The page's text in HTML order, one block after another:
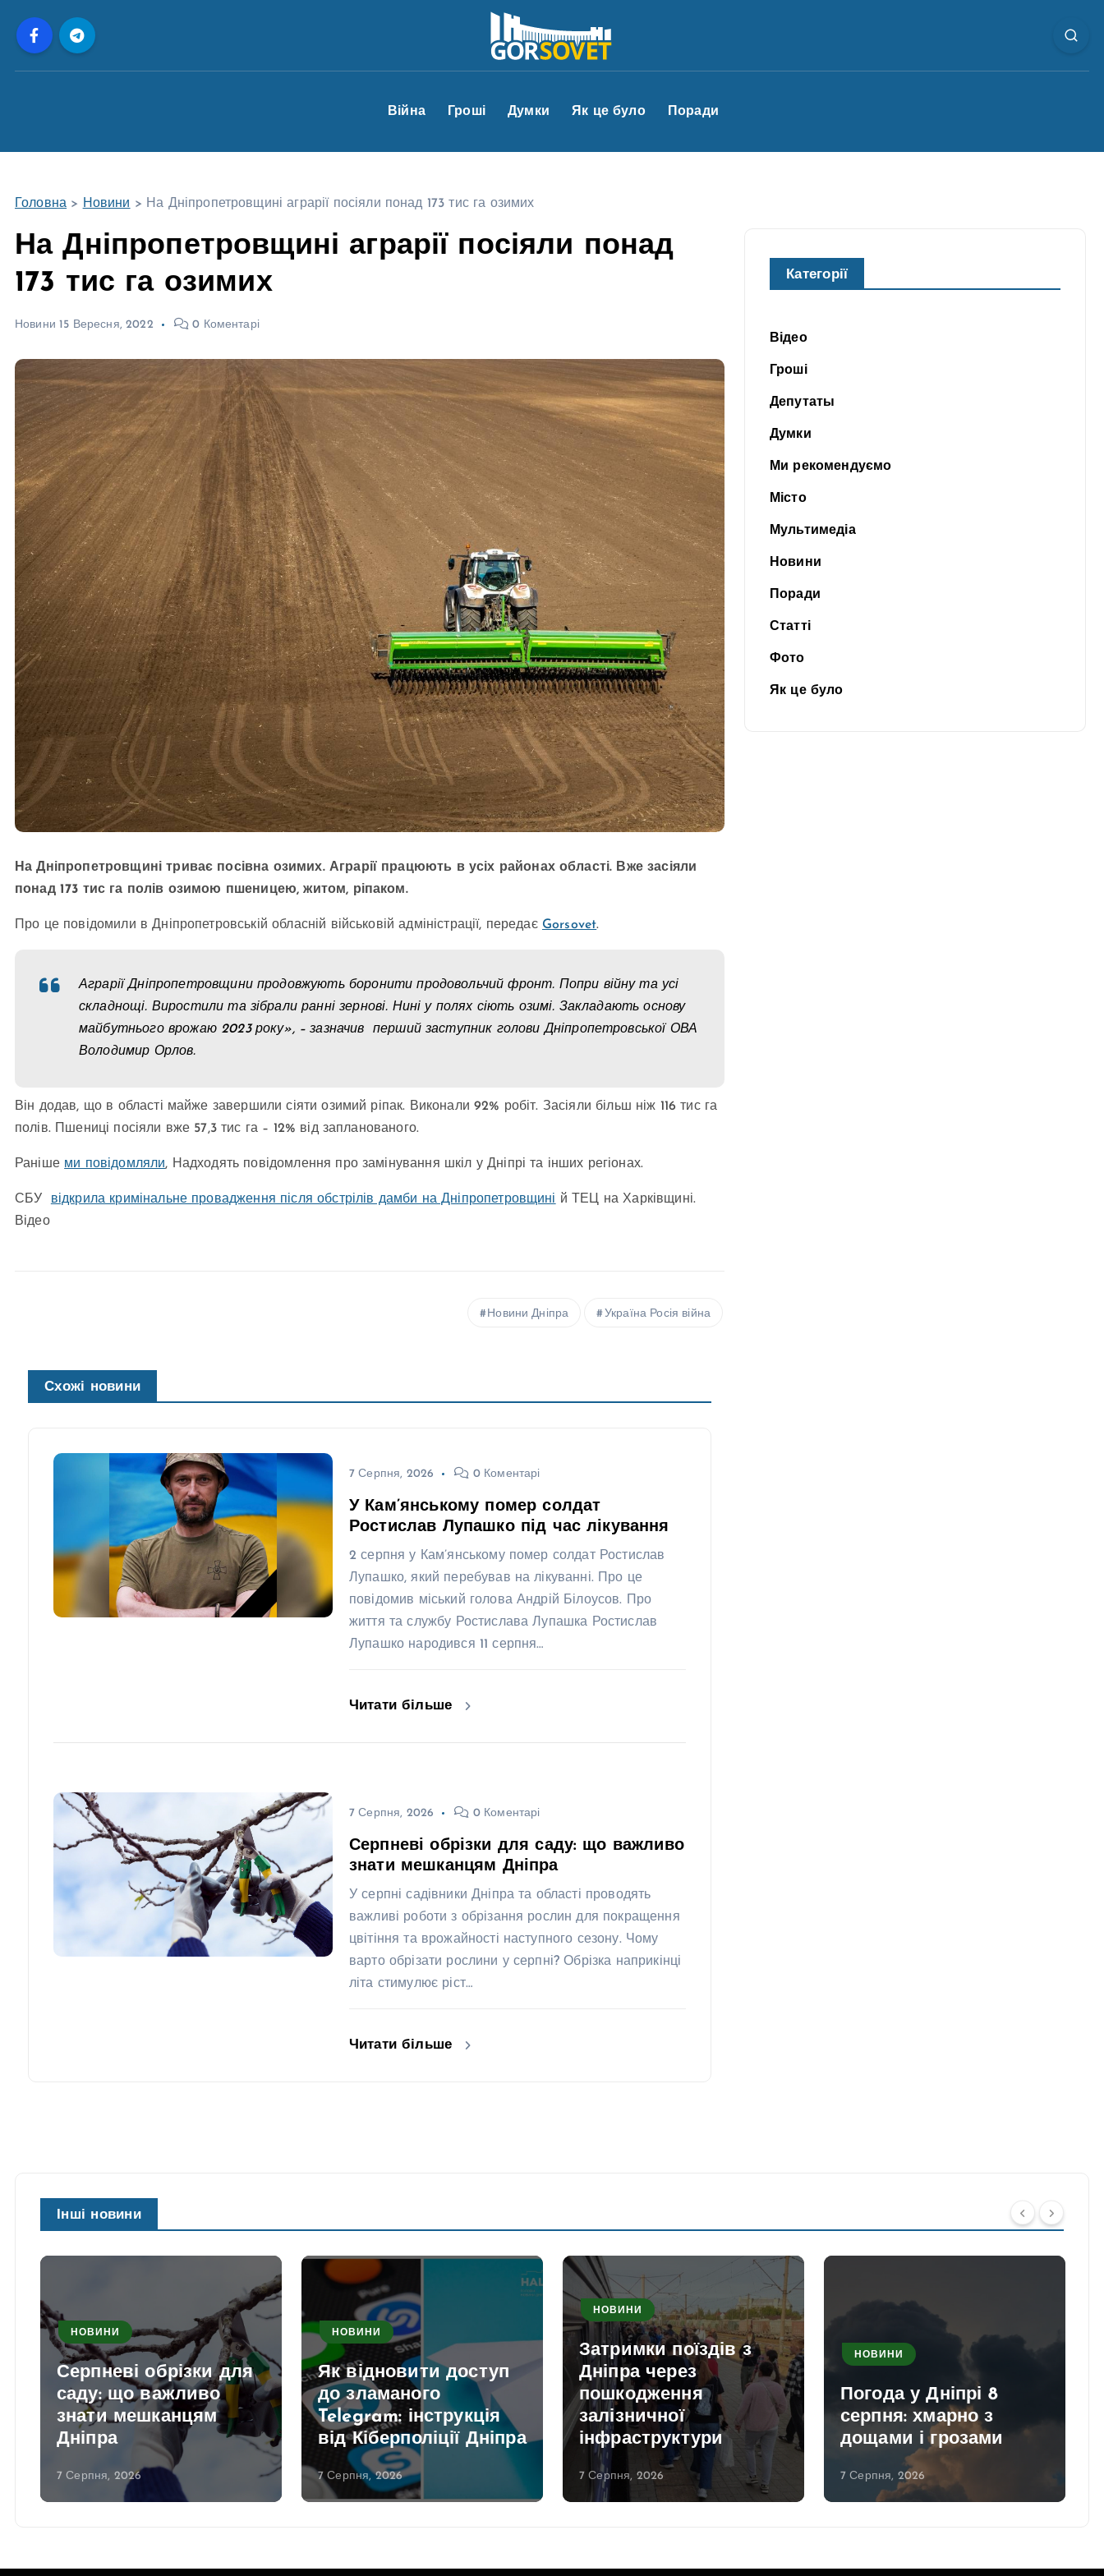
Війна Гроші Думки Як це було Поради
Головна > Новини > На Дніпропетровщині аграрії посіяли понад 173 тис га озимих
На Дніпропетровщині аграрії посіяли понад
173 тис га озимих
Новини 15 Вересня, 2022 0 Коментарі
На Дніпропетровщині триває посівна озимих. Аграрії працюють в усіх районах області. Вже засіяли
понад 173 тис га полів озимою пшеницею, житом, ріпаком.
Про це повідомили в Дніпропетровській обласній військовій адміністрації, передає Gorsovet.
Аграрії Дніпропетровщини продовжують боронити продовольчий фронт. Попри війну та усі
складнощі. Виростили та зібрали ранні зернові. Нині у полях сіють озимі. Закладають основу
майбутнього врожаю 2023 року», – зазначив перший заступник голови Дніпропетровської ОВА
Володимир Орлов.
Він додав, що в області майже завершили сіяти озимий ріпак. Виконали 92% робіт. Засіяли більш ніж 116 тис га
полів. Пшениці посіяли вже 57,3 тис га – 12% від запланованого.
Раніше ми повідомляли, Надходять повідомлення про замінування шкіл у Дніпрі та інших регіонах.
СБУ відкрила кримінальне провадження після обстрілів дамби на Дніпропетровщині й ТЕЦ на Харківщині.
Відео
Новини Дніпра Україна Росія війна
Схожі новини
7 Серпня, 2026 0 Коментарі
У Кам’янському помер солдат
Ростислав Лупашко під час лікування
2 серпня у Кам’янському помер солдат Ростислав
Лупашко, який перебував на лікуванні. Про це
повідомив міський голова Андрій Білоусов. Про
життя та службу Ростислава Лупашка Ростислав
Лупашко народився 11 серпня…
Читати більше
7 Серпня, 2026 0 Коментарі
Серпневі обрізки для саду: що важливо
знати мешканцям Дніпра
У серпні садівники Дніпра та області проводять
важливі роботи з обрізання рослин для покращення
цвітіння та врожайності наступного сезону. Чому
варто обрізати рослини у серпні? Обрізка наприкінці
літа стимулює ріст…
Читати більше
Категорії
Відео
Гроші
Депутаты
Думки
Ми рекомендуємо
Місто
Мультимедіа
Новини
Поради
Статті
Фото
Як це було
Інші новини
НОВИНИ
Серпневі обрізки для
саду: що важливо
знати мешканцям
Дніпра
7 Серпня, 2026
НОВИНИ
Як відновити доступ
до зламаного
Telegram: інструкція
від Кіберполіції Дніпра
7 Серпня, 2026
НОВИНИ
Затримки поїздів з
Дніпра через
пошкодження
залізничної
інфраструктури
7 Серпня, 2026
НОВИНИ
Погода у Дніпрі 8
серпня: хмарно з
дощами і грозами
7 Серпня, 2026